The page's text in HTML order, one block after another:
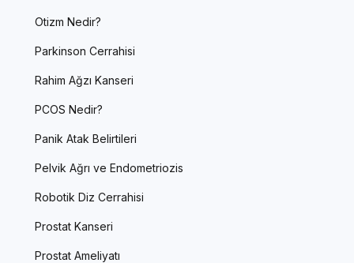
Otizm Nedir?
Parkinson Cerrahisi
Rahim Ağzı Kanseri
PCOS Nedir?
Panik Atak Belirtileri
Pelvik Ağrı ve Endometriozis
Robotik Diz Cerrahisi
Prostat Kanseri
Prostat Ameliyatı